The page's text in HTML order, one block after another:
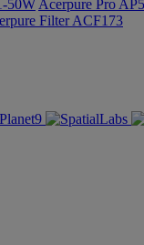
50W Acerpure Pro
Filter ACF173